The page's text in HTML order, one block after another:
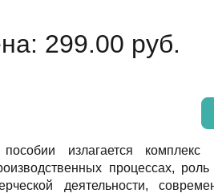
299.00 руб.
излагается
процессах,
деятельности,